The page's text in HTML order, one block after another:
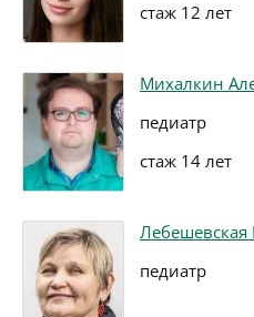
стаж 12 лет
Михалкин
педиатр
стаж 14 лет
педиатр